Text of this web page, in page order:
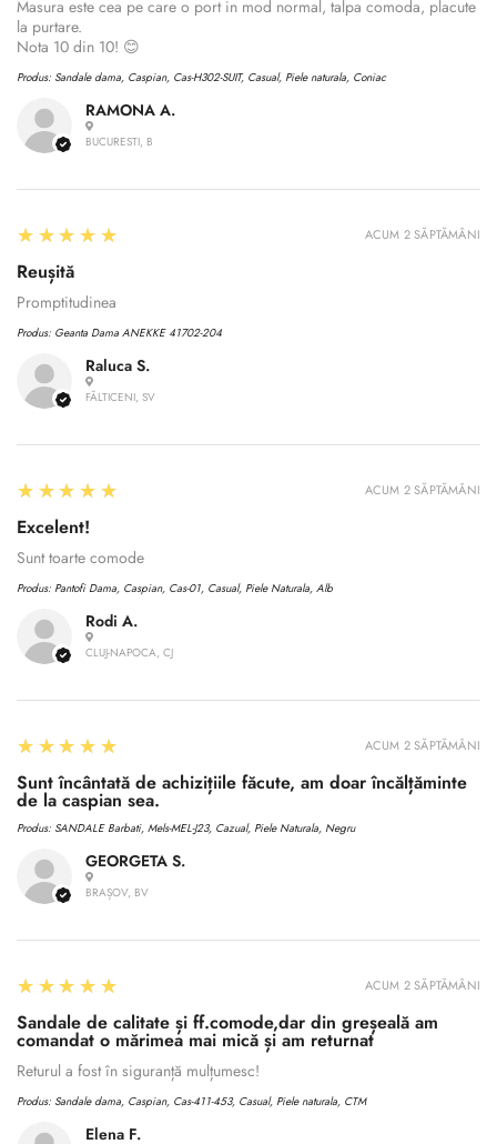
RAMONA A.
BUCURESTI, B
Masura este cea pe care o port in mod normal, talpa comoda, placute
la purtare.
Nota 10 din 10! 😊
Produs: Sandale dama, Caspian, Cas-H302-SUIT, Casual, Piele naturala, Coniac
Raluca S.
FĂLTICENI, SV
5
★★★★★
Reușită
Promptitudinea
Produs: Geanta Dama ANEKKE 41702-204
ACUM 2 SĂPTĂMÂNI
Rodi A.
CLUJ-NAPOCA, CJ
5
★★★★★
Excelent!
Sunt toarte comode
Produs: Pantofi Dama, Caspian, Cas-01, Casual, Piele Naturala, Alb
ACUM 2 SĂPTĂMÂNI
GEORGETA S.
BRAȘOV, BV
5
★★★★★
Sunt încântată de achizițiile făcute, am doar încălțăminte
de la caspian sea.
Produs: SANDALE Barbati, Mels-MEL-J23, Cazual, Piele Naturala, Negru
ACUM 2 SĂPTĂMÂNI
Elena F.
5
★★★★★
Sandale de calitate și ff.comode,dar din greșeală am
comandat o mărimea mai mică și am returnat
Returul a fost în siguranță mulțumesc!
Produs: Sandale dama, Caspian, Cas-411-453, Casual, Piele naturala, CTM
ACUM 2 SĂPTĂMÂNI
Confirm your age